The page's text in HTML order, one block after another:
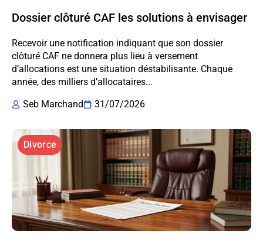
Dossier clôturé CAF les solutions à envisager
Recevoir une notification indiquant que son dossier
clôturé CAF ne donnera plus lieu à versement
d’allocations est une situation déstabilisante. Chaque
année, des milliers d’allocataires...
Seb Marchand
31/07/2026
Divorce